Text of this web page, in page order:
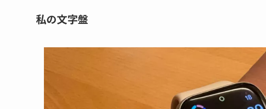
私の文字盤